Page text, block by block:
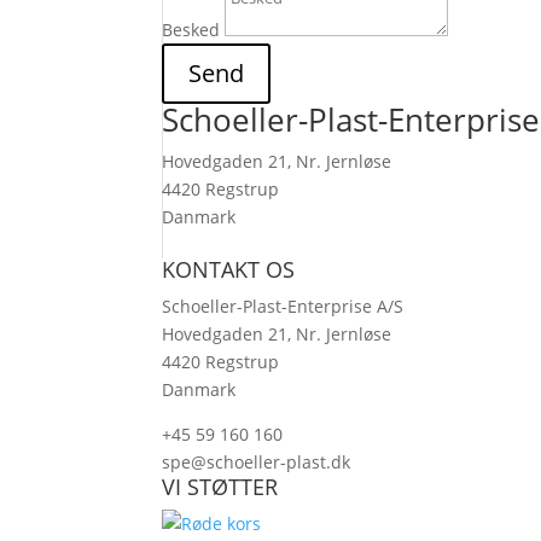
Besked
Send
Schoeller-Plast-
Hovedgaden 21, Nr. Jernløse
4420 Regstrup
Danmark
KONTAKT OS
Schoeller-Plast-Enterprise A/S
Hovedgaden 21, Nr. Jernløse
4420 Regstrup
Danmark
+45 59 160 160
spe@schoeller-plast.dk
VI STØTTER